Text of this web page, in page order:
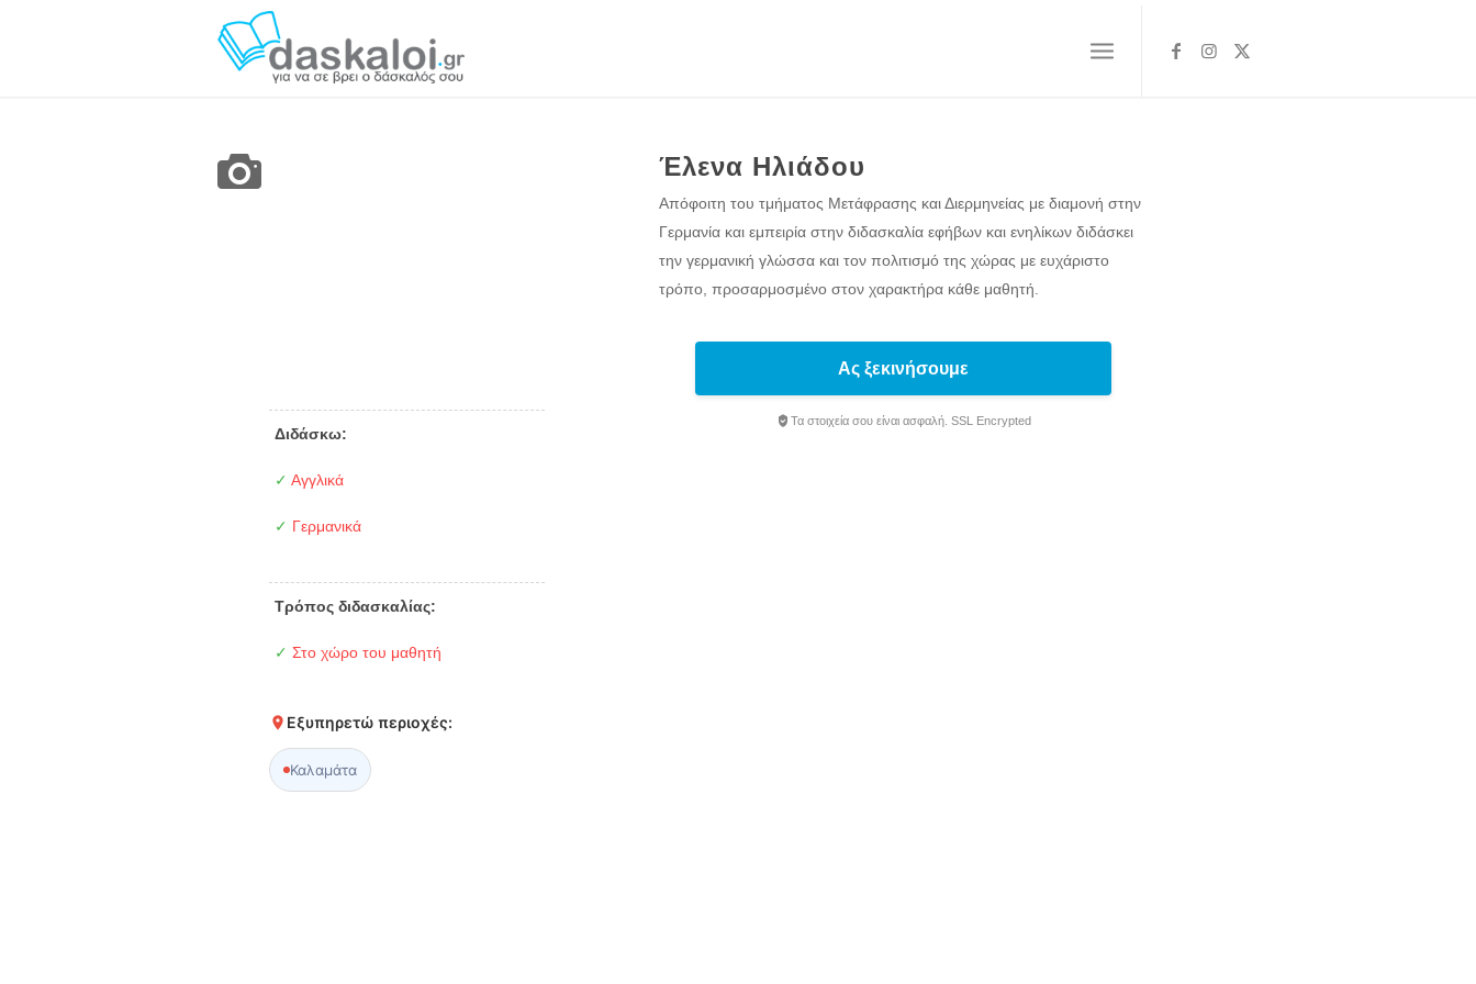
Έλενα Ηλιάδου
Απόφοιτη του τμήματος Μετάφρασης και Διερμηνείας με διαμονή στην
Γερμανία και εμπειρία στην διδασκαλία εφήβων και ενηλίκων διδάσκει
την γερμανική γλώσσα και τον πολιτισμό της χώρας με ευχάριστο
τρόπο, προσαρμοσμένο στον χαρακτήρα κάθε μαθητή.
Διδάσκω:
✓ Αγγλικά
✓ Γερμανικά
Τρόπος διδασκαλίας:
✓ Στο χώρο του μαθητή
Εξυπηρετώ περιοχές:
Καλαμάτα
Ας ξεκινήσουμε
Τα στοιχεία σου είναι ασφαλή. SSL Encrypted